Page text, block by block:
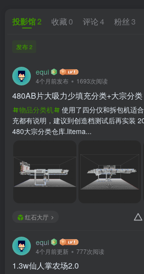
投影馆2 收藏 0 评论4 粉丝 3
发布 2
equi
4个月前发布 1693次阅读
480AB片大吸力少填充分类+大宗分类
物品分类机
使用了四分仪和拆包机适
充都有说明，建议到创造档测试后再实装
480大宗分类仓库.litema...
红石大厅
equi
4个月前更新 777次阅读
1.3w仙人掌农场2.0